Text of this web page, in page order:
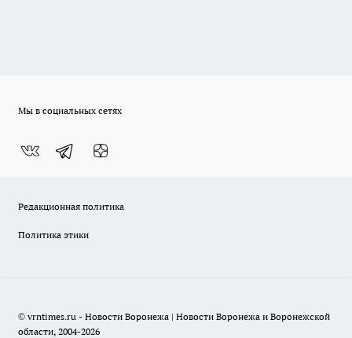
Мы в социальных сетях
Редакционная политика
Политика этики
© vrntimes.ru - Новости Воронежа | Новости Воронежа и Воронежской
области, 2004-2026